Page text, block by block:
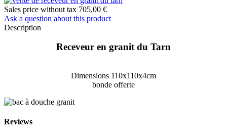
Sales price without tax 705,00 €
Ask a question about this product
Description
Receveur en granit du Tarn
Dimensions 110x110x4cm
bonde offerte
Reviews